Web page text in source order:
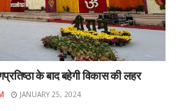
के बाद बहेगी विकास की लहर
JANUARY 25, 2024